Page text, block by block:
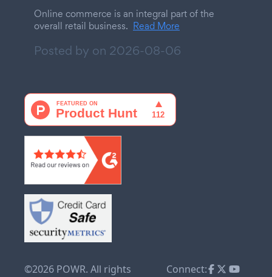
Online commerce is an integral part of the
overall retail business. Read More
Posted by on 2026-08-06
©2026 POWR. All rights Connect: